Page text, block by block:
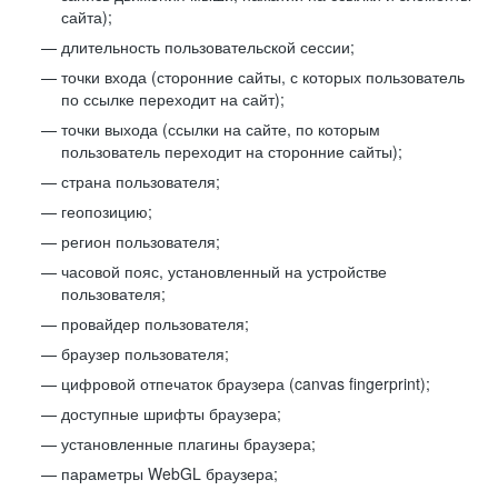
сайта);
длительность пользовательской сессии;
точки входа (сторонние сайты, с которых пользователь
по ссылке переходит на сайт);
точки выхода (ссылки на сайте, по которым
пользователь переходит на сторонние сайты);
страна пользователя;
геопозицию;
регион пользователя;
часовой пояс, установленный на устройстве
пользователя;
провайдер пользователя;
браузер пользователя;
цифровой отпечаток браузера (canvas fingerprint);
доступные шрифты браузера;
установленные плагины браузера;
параметры WebGL браузера;